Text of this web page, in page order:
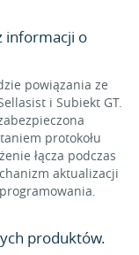
informacji o
powiązania ze
i Subiekt GT.
protokołu
łącza podczas
aktualizacji
produktów.